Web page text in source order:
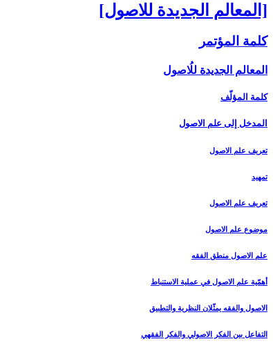
[المعالم الجديدة للاصول‏]
كلمة المؤتمر
المعالم الجديدة للُاصول‏
كلمة المؤلّف
المدخل ‏إلى علم الاصول‏
تعريف علم الاصول‏
تمهيد
تعريف علم الاصول
موضوع علم الاصول
علم الاصول منطق الفقه
أهمّية علم الاصول في عملية الاستنباط
الاصول والفقه يمثّلان النظرية والتطبيق
التفاعل بين الفكر الاصولي والفكر الفقهي